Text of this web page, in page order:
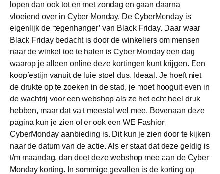
lopen dan ook tot en met zondag en gaan daarna
vloeiend over in Cyber Monday. De CyberMonday is
eigenlijk de ‘tegenhanger’ van Black Friday. Daar waar
Black Friday bedacht is door de winkeliers om mensen
naar de winkel toe te halen is Cyber Monday een dag
waarop je alleen online deze kortingen kunt krijgen. Een
koopfestijn vanuit de luie stoel dus. Ideaal. Je hoeft niet
de drukte op te zoeken in de stad, je moet hooguit even in
de wachtrij voor een webshop als ze het echt heel druk
hebben, maar dat valt meestal wel mee. Bovenaan deze
pagina kun je zien of er ook een WE Fashion
CyberMonday aanbieding is. Dit kun je zien door te kijken
naar de datum van de actie. Als er staat dat deze geldig is
t/m maandag, dan doet deze webshop mee aan de Cyber
Monday korting. In sommige gevallen is de korting op